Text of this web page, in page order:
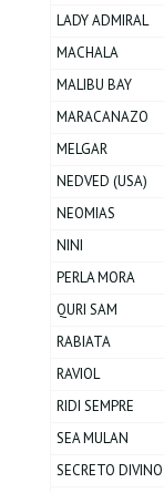
LADY ADMIRAL
MACHALA
MALIBU BAY
MARACANAZO
MELGAR
NEDVED (USA)
NEOMIAS
NINI
PERLA MORA
QURI SAM
RABIATA
RAVIOL
RIDI SEMPRE
SEA MULAN
SECRETO DIVINO